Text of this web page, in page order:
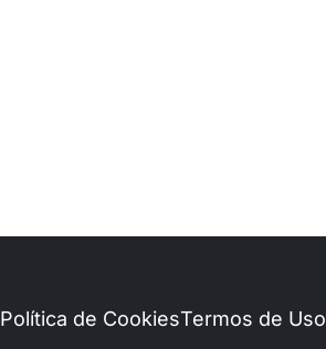
Política de CookiesTermos de Uso